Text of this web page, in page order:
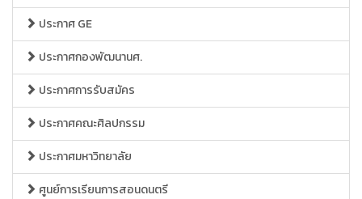
ประกาศ GE
ประกาศกองพัฒนานศ.
ประกาศการรับสมัคร
ประกาศคณะศิลปกรรม
ประกาศมหาวิทยาลัย
ศูนย์การเรียนการสอนดนตรี